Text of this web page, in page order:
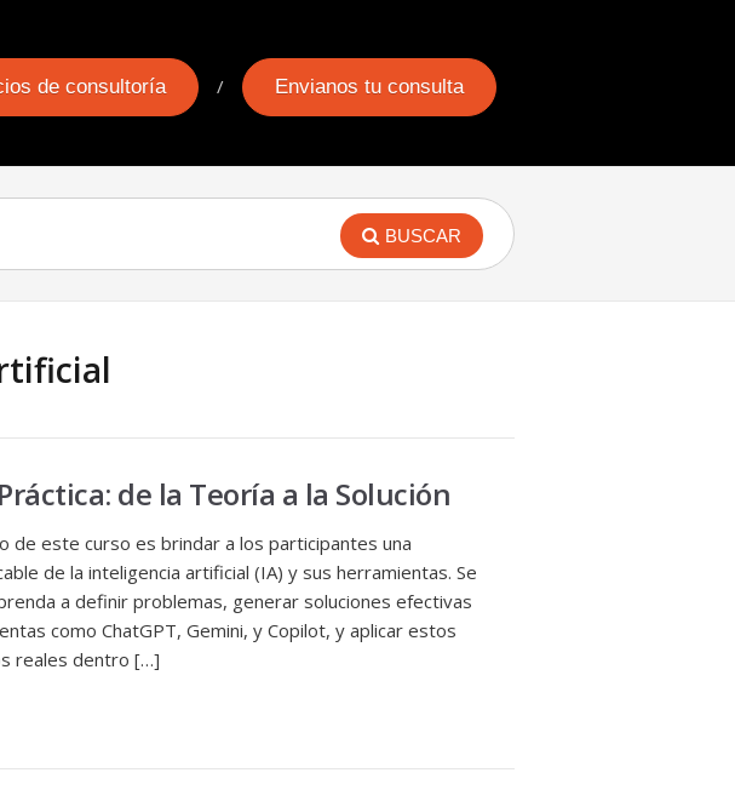
de consultoría Envianos tu consulta
BUSCAR
de la Teoría a la Solución
de este curso es brindar a los participantes una
de la inteligencia artificial (IA) y sus herramientas. Se
a definir problemas, generar soluciones efectivas
como ChatGPT, Gemini, y Copilot, y aplicar estos
reales dentro […]